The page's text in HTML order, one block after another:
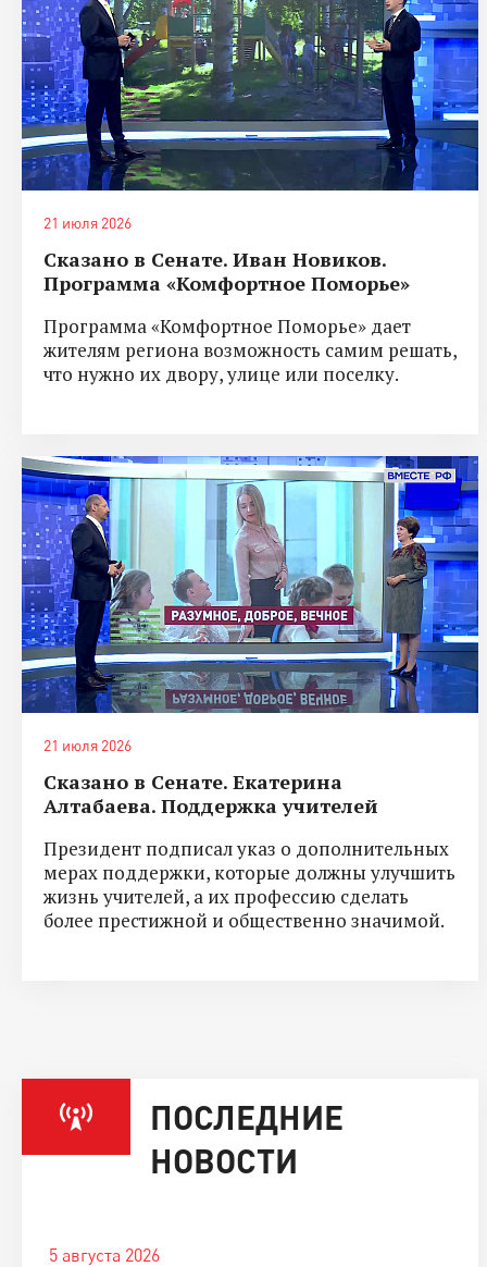
21 июля 2026
Сказано в Сенате. Иван Новиков.
Программа «Комфортное Поморье»
Программа «Комфортное Поморье» дает
жителям региона возможность самим решать,
что нужно их двору, улице или поселку.
21 июля 2026
Сказано в Сенате. Екатерина
Алтабаева. Поддержка учителей
Президент подписал указ о дополнительных
мерах поддержки, которые должны улучшить
жизнь учителей, а их профессию сделать
более престижной и общественно значимой.
ПОСЛЕДНИЕ
НОВОСТИ
5 августа 2026